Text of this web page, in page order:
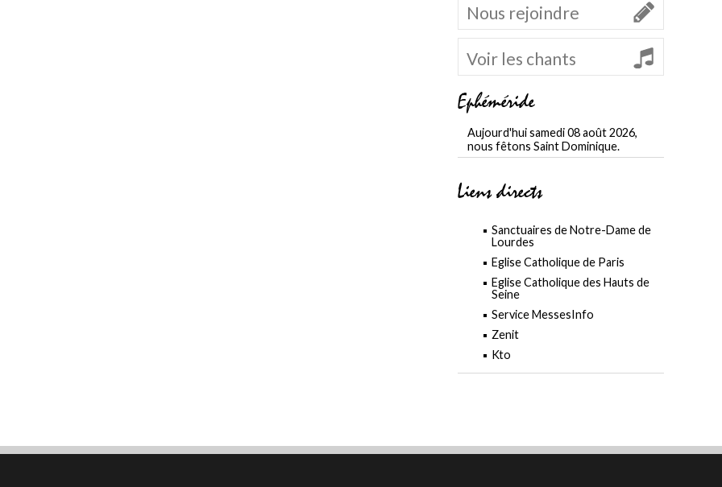
Nous rejoindre
Voir les chants
Ephéméride
Aujourd'hui samedi 08 août 2026,
nous fêtons Saint Dominique.
Liens directs
Sanctuaires de Notre-Dame de
Lourdes
Eglise Catholique de Paris
Eglise Catholique des Hauts de
Seine
Service MessesInfo
Zenit
Kto